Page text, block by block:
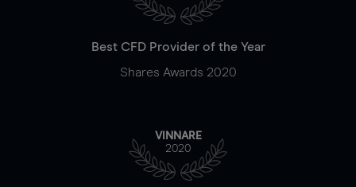
Best CFD Provider of the Year
Shares Awards 2020
VINNARE
2020